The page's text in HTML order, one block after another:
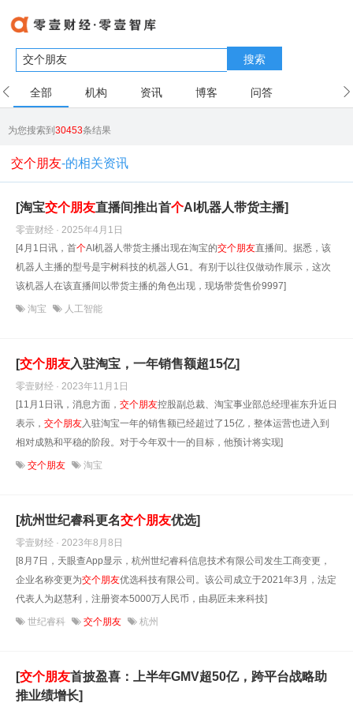
搜索
全部 机构 资讯 博客 问答
为您搜索到30453条结果
交个朋友-的相关资讯
[淘宝交个朋友直播间推出首个AI机器人带货主播]
零壹财经 · 2025年4月1日
[4月1日讯，首个AI机器人带货主播出现在淘宝的交个朋友直播间。据悉，该
机器人主播的型号是宇树科技的机器人G1。有别于以往仅做动作展示，这次
该机器人在该直播间以带货主播的角色出现，现场带货售价9997]
淘宝 人工智能
[交个朋友入驻淘宝，一年销售额超15亿]
零壹财经 · 2023年11月1日
[11月1日讯，消息方面， 交个朋友控股副总裁、淘宝事业部总经理崔东升近日
表示， 交个朋友入驻淘宝一年的销售额已经超过了15亿，整体运营也进入到
相对成熟和平稳的阶段。对于今年双十一的目标，他预计将实现]
交个朋友 淘宝
[杭州世纪睿科更名交个朋友优选]
零壹财经 · 2023年8月8日
[8月7日，天眼查App显示，杭州世纪睿科信息技术有限公司发生工商变更，
企业名称变更为交个朋友优选科技有限公司。该公司成立于2021年3月，法定
代表人为赵慧利，注册资本5000万人民币，由易匠未来科技]
世纪睿科 交个朋友 杭州
[交个朋友首披盈喜：上半年GMV超50亿，跨平台战略助
推业绩增长]